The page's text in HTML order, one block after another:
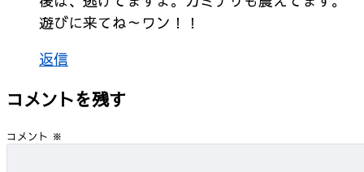
遊びに来てね～ワン！！
返信
コメントを残す
コメント ※